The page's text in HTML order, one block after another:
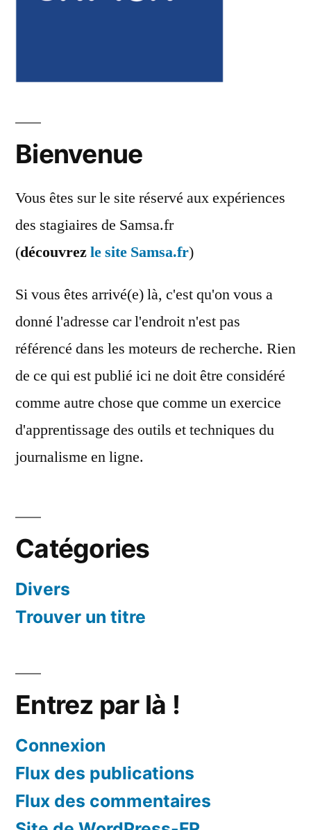
Bienvenue
Vous êtes sur le site réservé aux expériences
des stagiaires de Samsa.fr
(découvrezle site Samsa.fr)
Si vous êtes arrivé(e) là, c'est qu'on vous a
donné l'adresse car l'endroit n'est pas
référencé dans les moteurs de recherche. Rien
de ce qui est publié ici ne doit être considéré
comme autre chose que comme un exercice
d'apprentissage des outils et techniques du
journalisme en ligne.
Catégories
Divers
Trouver un titre
Entrez par là !
Connexion
Flux des publications
Flux des commentaires